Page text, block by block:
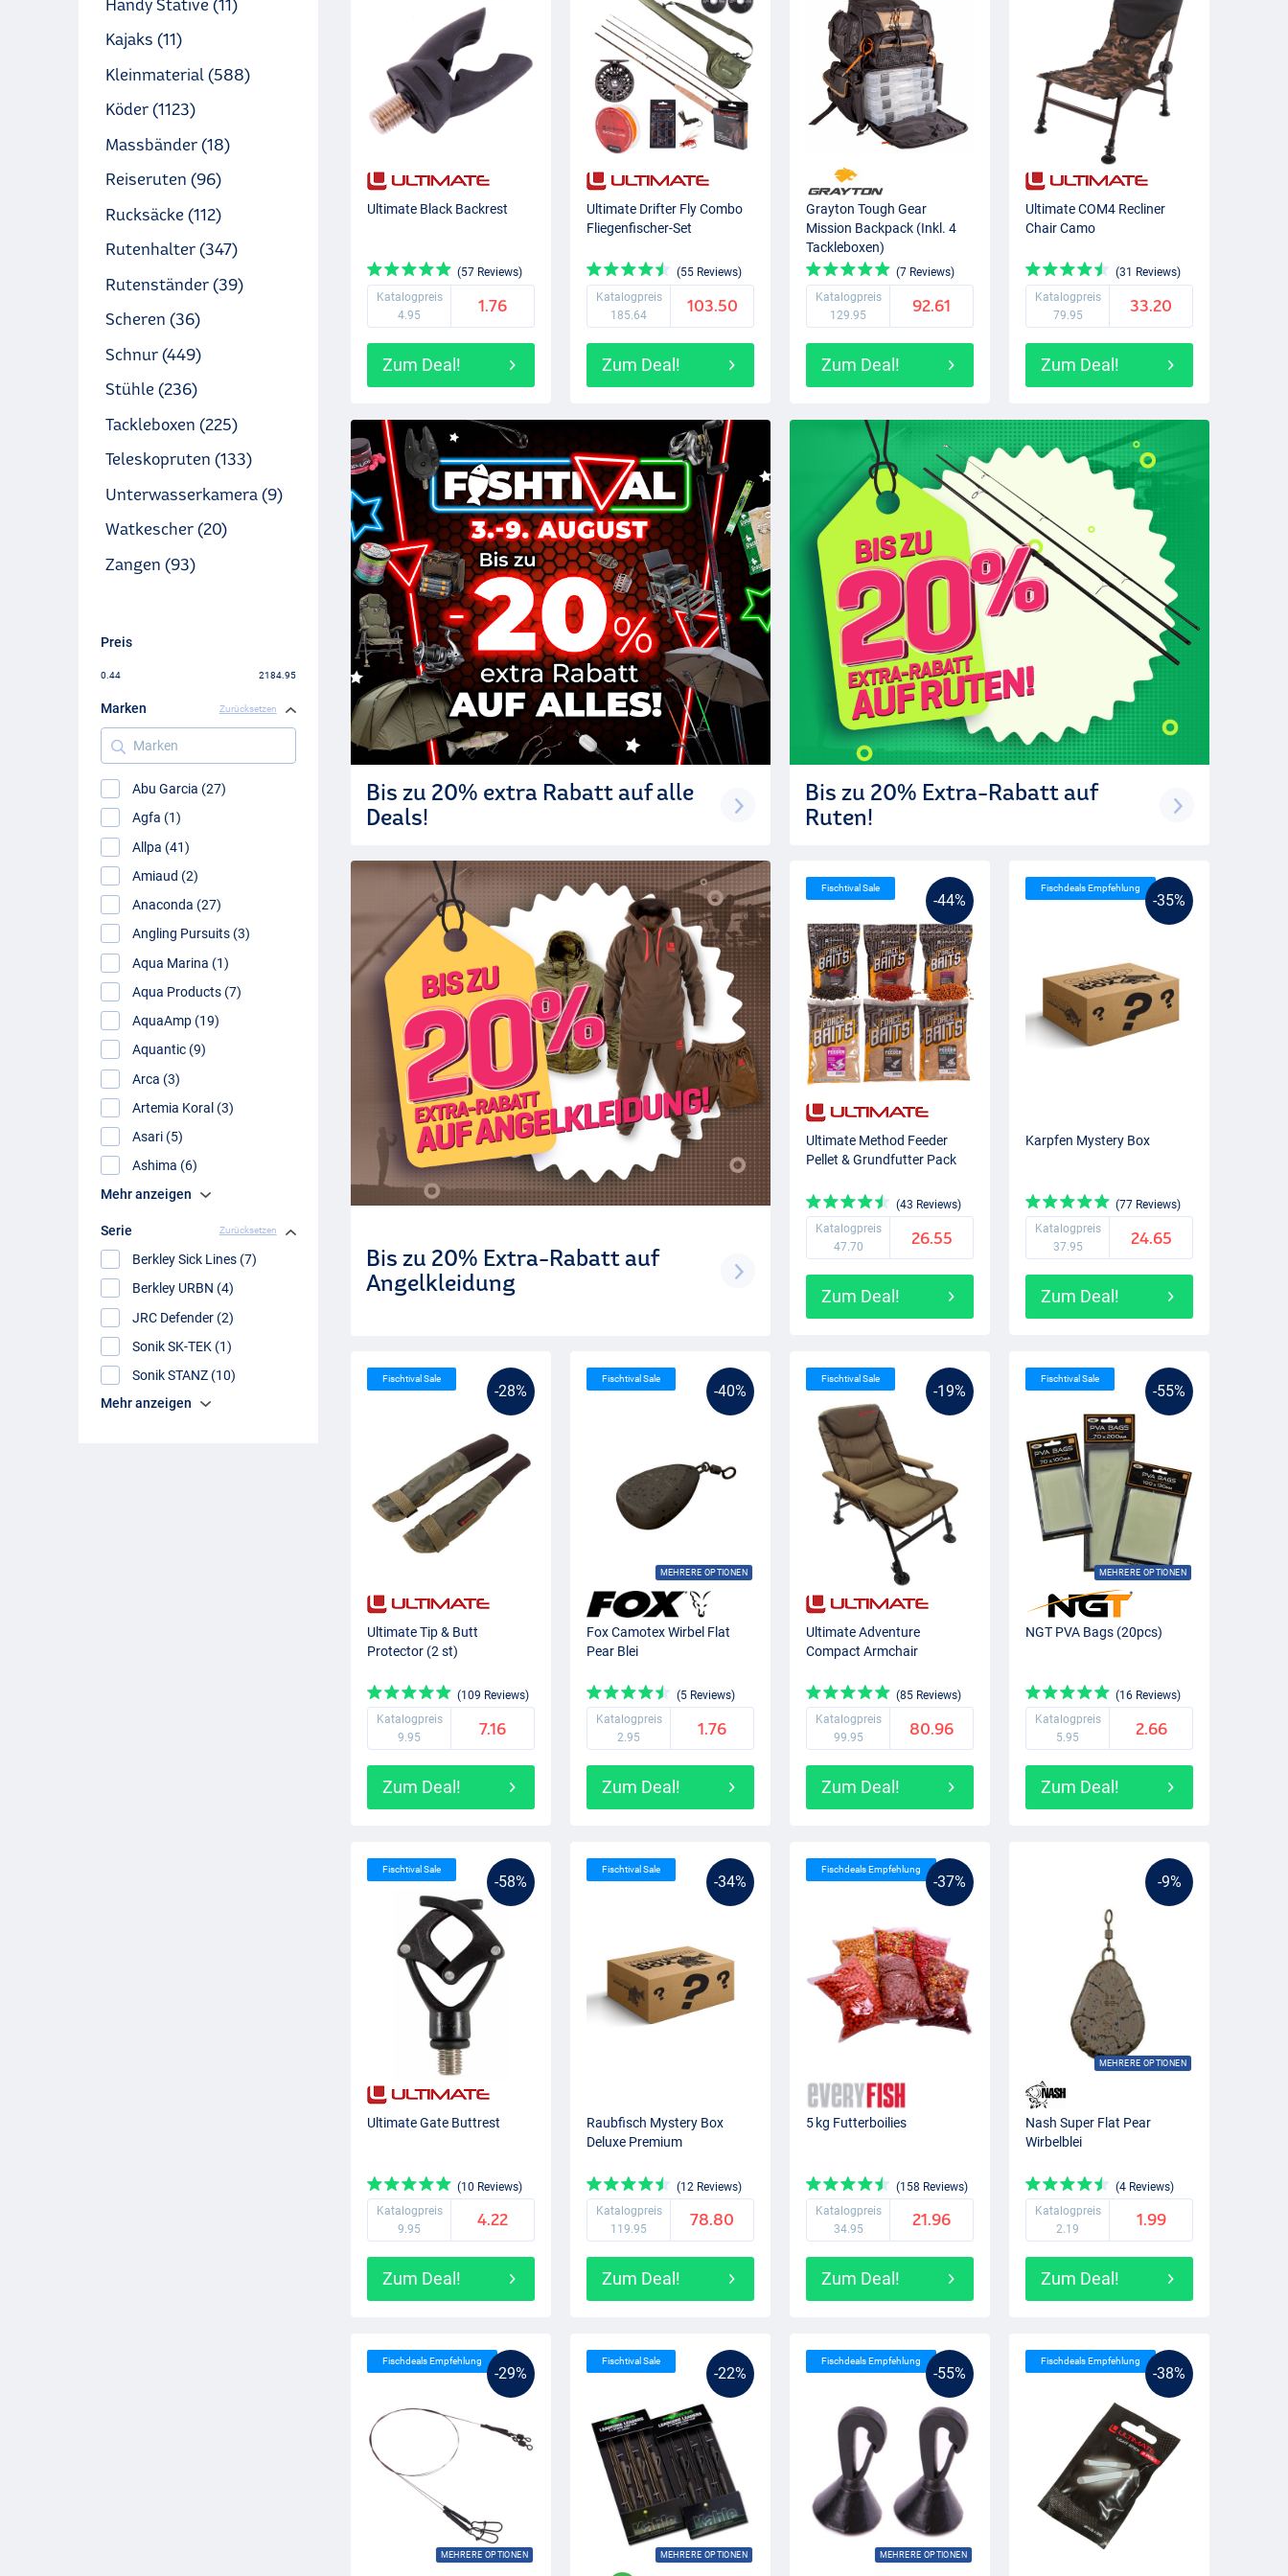
Handy Stative (11)
Kajaks (11)
Kleinmaterial (588)
Köder (1123)
Massbänder (18)
Reiseruten (96)
Rucksäcke (112)
Rutenhalter (347)
Rutenständer (39)
Scheren (36)
Schnur (449)
Stühle (236)
Tackleboxen (225)
Teleskopruten (133)
Unterwasserkamera (9)
Watkescher (20)
Zangen (93)
Preis
0.44 2184.95
Marken Zurücksetzen
Marken
Abu Garcia (27)
Agfa (1)
Allpa (41)
Amiaud (2)
Anaconda (27)
Angling Pursuits (3)
Aqua Marina (1)
Aqua Products (7)
AquaAmp (19)
Aquantic (9)
Arca (3)
Artemia Koral (3)
Asari (5)
Ashima (6)
Mehr anzeigen
Serie Zurücksetzen
Berkley Sick Lines (7)
Berkley URBN (4)
JRC Defender (2)
Sonik SK-TEK (1)
Sonik STANZ (10)
Mehr anzeigen
Ultimate Black Backrest
(57 Reviews)
Katalogpreis
4.95
1.76
Zum Deal!
Ultimate Drifter Fly Combo
Fliegenfischer-Set
(55 Reviews)
Katalogpreis
185.64
103.50
Zum Deal!
Grayton Tough Gear
Mission Backpack (Inkl. 4
Tackleboxen)
(7 Reviews)
Katalogpreis
129.95
92.61
Zum Deal!
Ultimate COM4 Recliner
Chair Camo
(31 Reviews)
Katalogpreis
79.95
33.20
Zum Deal!
Bis zu 20% extra Rabatt auf alle
Deals!
Bis zu 20% Extra-Rabatt auf
Ruten!
Bis zu 20% Extra-Rabatt auf
Angelkleidung
-44%
Fischtival Sale
Ultimate Method Feeder
Pellet & Grundfutter Pack
(43 Reviews)
Katalogpreis
47.70
26.55
Zum Deal!
-35%
Fischdeals Empfehlung
Karpfen Mystery Box
(77 Reviews)
Katalogpreis
37.95
24.65
Zum Deal!
-28%
Fischtival Sale
Ultimate Tip & Butt
Protector (2 st)
(109 Reviews)
Katalogpreis
9.95
7.16
Zum Deal!
-40%
MEHRERE OPTIONEN
Fischtival Sale
Fox Camotex Wirbel Flat
Pear Blei
(5 Reviews)
Katalogpreis
2.95
1.76
Zum Deal!
-19%
Fischtival Sale
Ultimate Adventure
Compact Armchair
(85 Reviews)
Katalogpreis
99.95
80.96
Zum Deal!
-55%
MEHRERE OPTIONEN
Fischtival Sale
NGT PVA Bags (20pcs)
(16 Reviews)
Katalogpreis
5.95
2.66
Zum Deal!
-58%
Fischtival Sale
Ultimate Gate Buttrest
(10 Reviews)
Katalogpreis
9.95
4.22
Zum Deal!
-34%
Fischtival Sale
Raubfisch Mystery Box
Deluxe Premium
(12 Reviews)
Katalogpreis
119.95
78.80
Zum Deal!
-37%
Fischdeals Empfehlung
5 kg Futterboilies
(158 Reviews)
Katalogpreis
34.95
21.96
Zum Deal!
-9%
MEHRERE OPTIONEN
Nash Super Flat Pear
Wirbelblei
(4 Reviews)
Katalogpreis
2.19
1.99
Zum Deal!
-29%
MEHRERE OPTIONEN
Fischdeals Empfehlung
-22%
MEHRERE OPTIONEN
Fischtival Sale
-55%
MEHRERE OPTIONEN
Fischdeals Empfehlung
-38%
Fischdeals Empfehlung